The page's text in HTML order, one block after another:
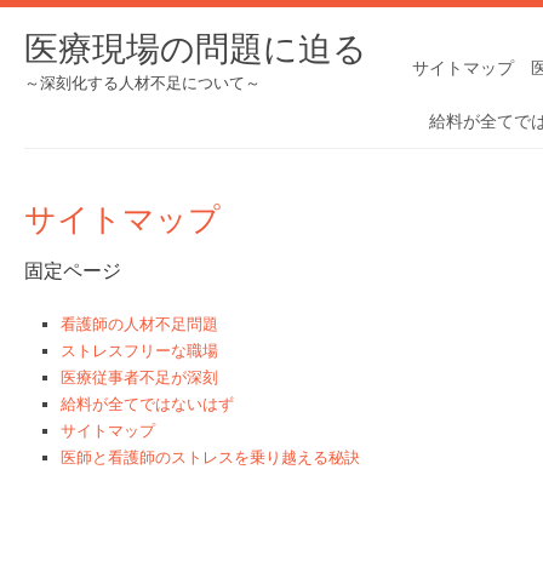
医療現場の問題に迫る
～深刻化する人材不足について～
サイトマップ
給料が全てで
サイトマップ
固定ページ
看護師の人材不足問題
ストレスフリーな職場
医療従事者不足が深刻
給料が全てではないはず
サイトマップ
医師と看護師のストレスを乗り越える秘訣